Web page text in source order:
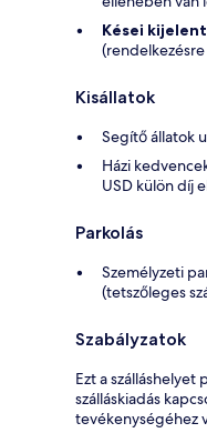
Kései
Kisállatok
Segítő állatok
Házi
USD külön díj
Parkolás
Személyzeti
(tetszőleges
Szabályzatok
Ezt a szálláshelyet
szálláskiadás
tevékenységéhez